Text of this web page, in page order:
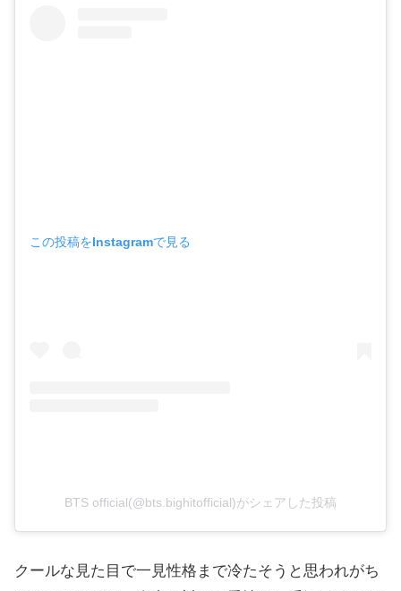
この投稿をInstagramで見る
BTS official(@bts.bighitofficial)がシェアした投稿
クールな見た目で一見性格まで冷たそうと思われがち